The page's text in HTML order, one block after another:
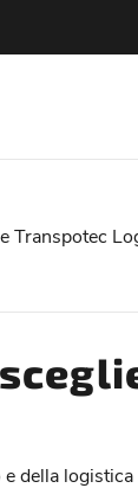
Transpotec
della